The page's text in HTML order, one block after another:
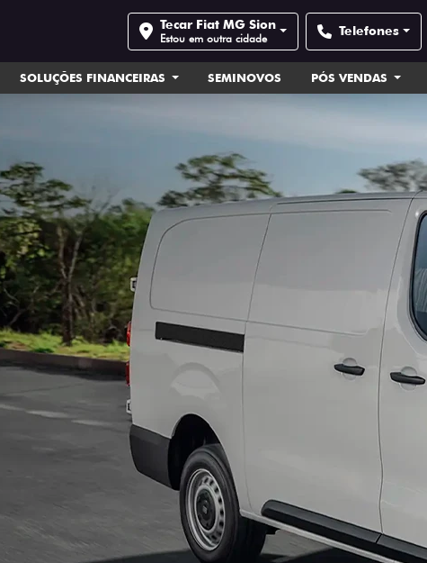
Tecar Fiat MG Sion
Estou em outra cidade Telefones
SOLUÇÕES FINANCEIRAS SEMINOVOS PÓS VENDAS